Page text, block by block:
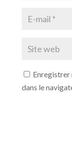
Enregistrer
dans le